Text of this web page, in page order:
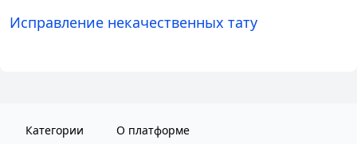
Исправление некачественных тату
Категории
О платформе